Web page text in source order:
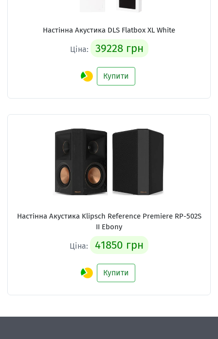
Настінна Акустика DLS Flatbox XL White
Ціна: 39228 грн
Купити
Настінна Акустика Klipsch Reference Premiere RP-502S
II Ebony
Ціна: 41850 грн
Купити